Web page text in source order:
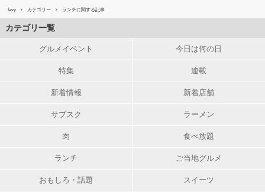
favy カテゴリー ランチに関する記事
カテゴリ一覧
グルメイベント 今日は何の日
特集 連載
新着情報 新着店舗
サブスク ラーメン
肉 食べ放題
ランチ ご当地グルメ
おもしろ・話題 スイーツ